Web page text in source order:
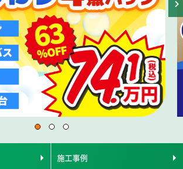
施工事例